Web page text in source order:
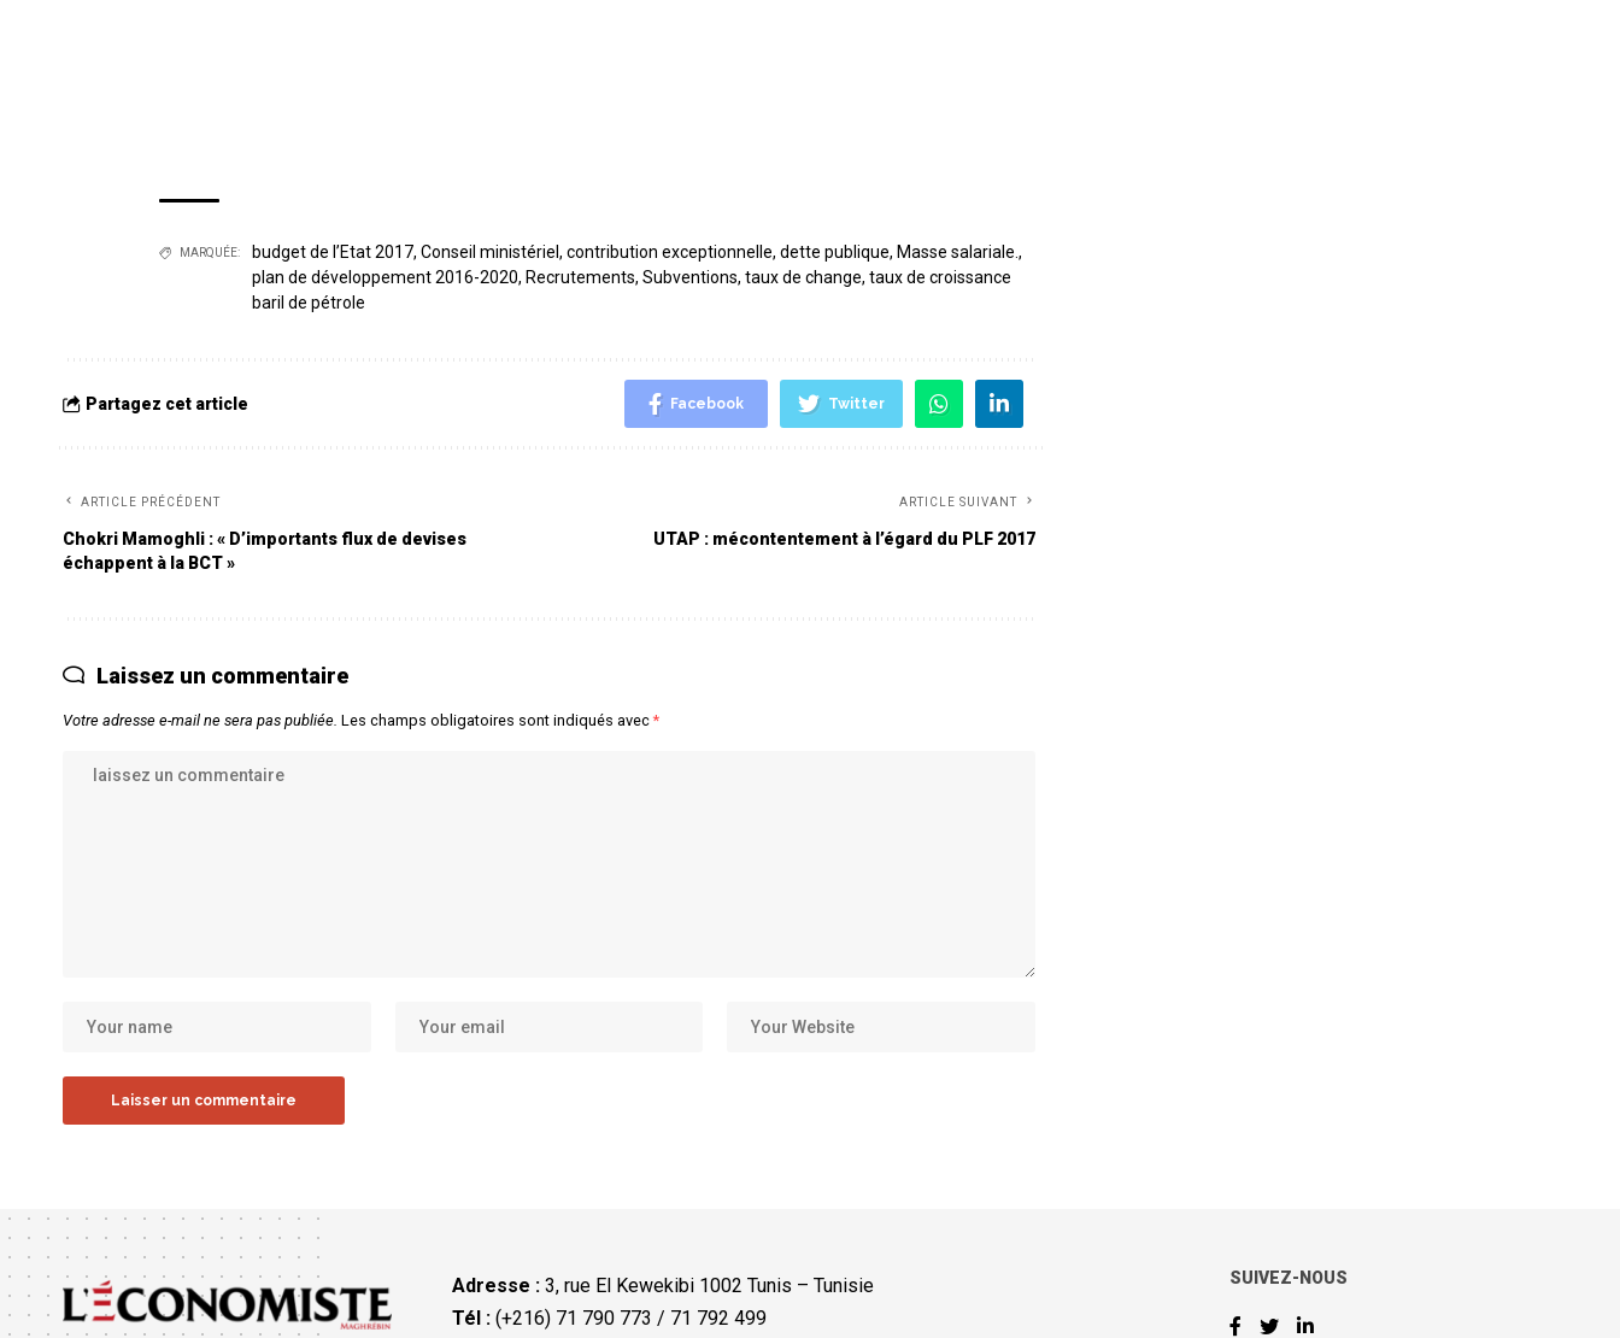
MARQUÉE: budget de l’Etat 2017, Conseil ministériel , contribution exceptionnelle, dette publique, Masse salariale. ,
plan de développement 2016-2020, Recrutements, Subventions, taux de change, taux de croissance
baril de pétrole
Partagez cet article Facebook Twitter
ARTICLE PRÉCÉDENT
Chokri Mamoghli : « D’importants flux de devises
échappent à la BCT »
ARTICLE SUIVANT
UTAP : mécontentement à l’égard du PLF 2017
Laissez un commentaire
Votre adresse e-mail ne sera pas publiée. Les champs obligatoires sont indiqués avec*
Adresse : 3, rue El Kewekibi 1002 Tunis – Tunisie
Tél :(+216) 71 790 773 / 71 792 499
SUIVEZ-NOUS